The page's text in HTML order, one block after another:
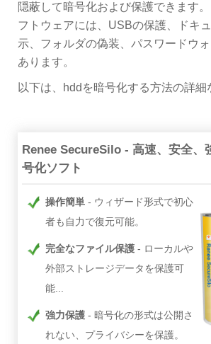
隠蔽して暗号化および保護できます
フトウェアには、USBの保護、ドキ
示、フォルダの偽装、パスワードウ
あります。
以下は、hddを暗号化する方法の詳細
Renee SecureSilo - 高速、安全、
号化ソフト
操作簡単
ウィザード形式で初心
者も自力で復元可能。
完全なファイル保護
ローカルや
外部ストレージデータを保護可
能...
強力保護
暗号化の形式は公開さ
れない、プライバシーを保護。